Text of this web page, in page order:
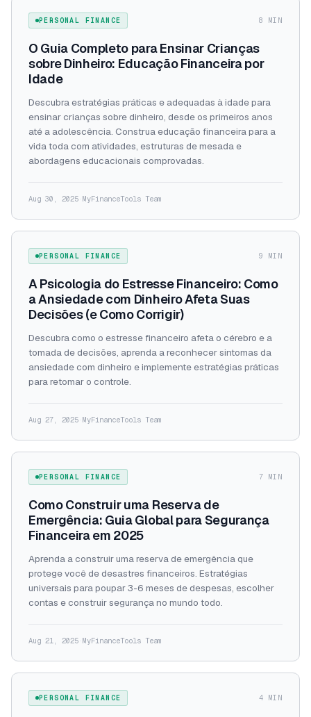
PERSONAL FINANCE 8 MIN
O Guia Completo para Ensinar Crianças
sobre Dinheiro: Educação Financeira por
Idade
Descubra estratégias práticas e adequadas à idade para
ensinar crianças sobre dinheiro, desde os primeiros anos
até a adolescência. Construa educação financeira para a
vida toda com atividades, estruturas de mesada e
abordagens educacionais comprovadas.
Aug 30, 2025· MyFinanceTools Team
PERSONAL FINANCE 9 MIN
A Psicologia do Estresse Financeiro: Como
a Ansiedade com Dinheiro Afeta Suas
Decisões (e Como Corrigir)
Descubra como o estresse financeiro afeta o cérebro e a
tomada de decisões, aprenda a reconhecer sintomas da
ansiedade com dinheiro e implemente estratégias práticas
para retomar o controle.
Aug 27, 2025· MyFinanceTools Team
PERSONAL FINANCE 7 MIN
Como Construir uma Reserva de
Emergência: Guia Global para Segurança
Financeira em 2025
Aprenda a construir uma reserva de emergência que
protege você de desastres financeiros. Estratégias
universais para poupar 3-6 meses de despesas, escolher
contas e construir segurança no mundo todo.
Aug 21, 2025· MyFinanceTools Team
PERSONAL FINANCE 4 MIN